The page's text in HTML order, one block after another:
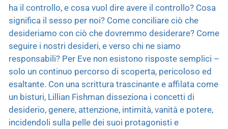
ha il controllo, e cosa vuol dire avere il controllo? Cosa
significa il sesso per noi? Come conciliare ciò che
desideriamo con ciò che dovremmo desiderare? Come
seguire i nostri desideri, e verso chi ne siamo
responsabili? Per Eve non esistono risposte semplici –
solo un continuo percorso di scoperta, pericoloso ed
esaltante. Con una scrittura trascinante e affilata come
un bisturi, Lillian Fishman disseziona i concetti di
desiderio, genere, attenzione, intimità, vanità e potere,
incidendoli sulla pelle dei suoi protagonisti e